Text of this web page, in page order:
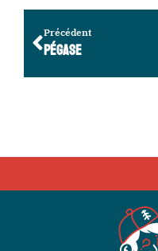
Précédent
PÉGASE